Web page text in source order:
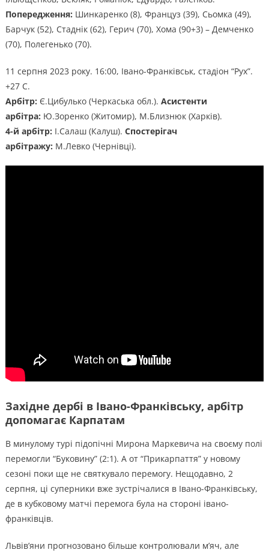
Попередження: Шинкаренко (8), Француз (39), Сьомка (49),
Барчук (52), Стаднік (62), Герич (70), Хома (90+3) – Демченко
(70), Полегенько (70).
11 серпня 2023 року. 16:00, Івано-Франківськ, стадіон “Рух”.
+27 С.
Арбітр: Є.Цибулько (Черкаська обл.). Асистенти
арбітра: Ю.Зоренко (Житомир), М.Близнюк (Харків).
4-й арбітр: І.Салаш (Калуш). Спостерігач
арбітражу: М.Левко (Чернівці).
Західне дербі в Івано-Франківську, арбітр
допомагає Карпатам
В минулому турі підопічні Мирона Маркевича на своєму полі
перемогли “Буковину” (2:1). А от “Прикарпаття” у новому
сезоні поки ще не святкувало перемогу. Нещодавно, 2
серпня, ці суперники вже зустрічалися в Івано-Франківську,
де в кубковому матчі перемога була на стороні івано-
франківців.
Львів’яни прогнозовано більше контролювали м’яч, але